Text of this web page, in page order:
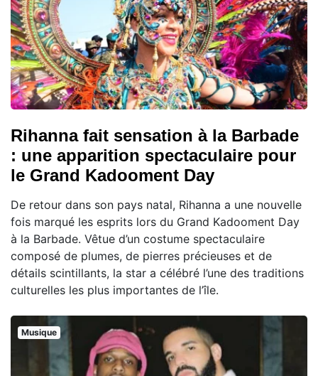
Rihanna fait sensation à la Barbade
: une apparition spectaculaire pour
le Grand Kadooment Day
De retour dans son pays natal, Rihanna a une nouvelle
fois marqué les esprits lors du Grand Kadooment Day
à la Barbade. Vêtue d’un costume spectaculaire
composé de plumes, de pierres précieuses et de
détails scintillants, la star a célébré l’une des traditions
culturelles les plus importantes de l’île.
Musique